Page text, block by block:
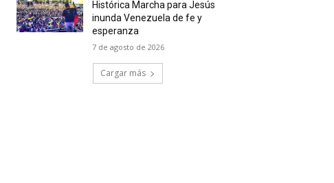
Histórica Marcha para Jesús
inunda Venezuela de fe y
esperanza
7 de agosto de 2026
Cargar más